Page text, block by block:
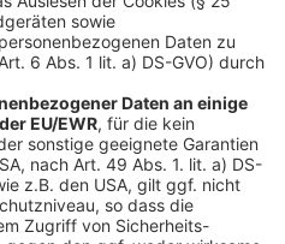
Rolandschule hatten den
"Toni Tenne" im Aquazoo